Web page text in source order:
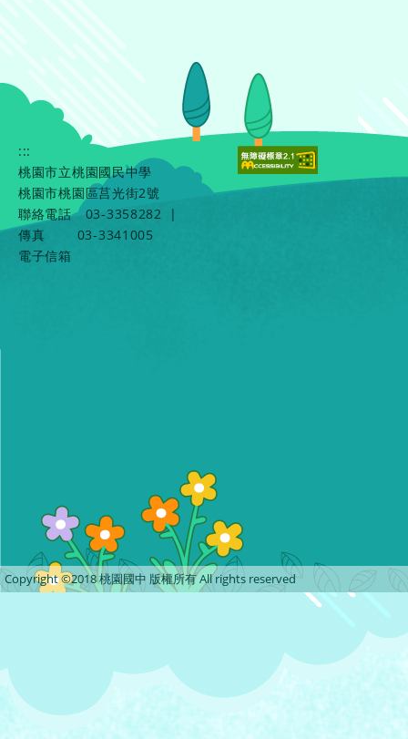
:::
桃園市立桃園國民中學
桃園市桃園區莒光街2號
聯絡電話
03-3358282
|
傳真
03-3341005
電子信箱
Copyright ©2018 桃園國中 版權所有 All rights reserved